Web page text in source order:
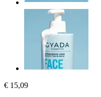
€ 15,09